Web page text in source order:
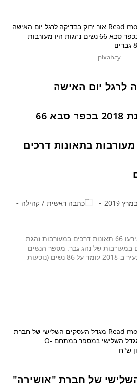
pixabay
לרגל יום האישה
הבינלאומי: בשנת 2018 בכפר סבא 66
מעורבות בתאונות דרכים
כתבה ראשית / קהילה
בכפר סבא בשנת 2018 אירעו 66 תאונות דרכים במעורבות נהגת
דרכים במעורבות של נהג גבר. מספר הנשים
שנפגעו בתאונות דרכים בעיר ב-2018 עומד על 86 נשים (נוסעות
של חברת "אושירה"